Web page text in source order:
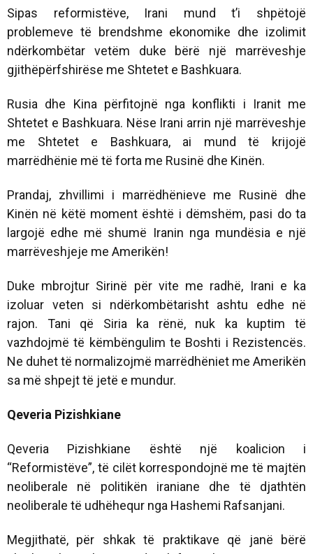
Sipas reformistëve, Irani mund t’i shpëtojë
problemeve të brendshme ekonomike dhe izolimit
ndërkombëtar vetëm duke bërë një marrëveshje
gjithëpërfshirëse me Shtetet e Bashkuara.
Rusia dhe Kina përfitojnë nga konflikti i Iranit me
Shtetet e Bashkuara. Nëse Irani arrin një marrëveshje
me Shtetet e Bashkuara, ai mund të krijojë
marrëdhënie më të forta me Rusinë dhe Kinën.
Prandaj, zhvillimi i marrëdhënieve me Rusinë dhe
Kinën në këtë moment është i dëmshëm, pasi do ta
largojë edhe më shumë Iranin nga mundësia e një
marrëveshjeje me Amerikën!
Duke mbrojtur Sirinë për vite me radhë, Irani e ka
izoluar veten si ndërkombëtarisht ashtu edhe në
rajon. Tani që Siria ka rënë, nuk ka kuptim të
vazhdojmë të këmbëngulim te Boshti i Rezistencës.
Ne duhet të normalizojmë marrëdhëniet me Amerikën
sa më shpejt të jetë e mundur.
Qeveria Pizishkiane
Qeveria Pizishkiane është një koalicion i
“Reformistëve”, të cilët korrespondojnë me të majtën
neoliberale në politikën iraniane dhe të djathtën
neoliberale të udhëhequr nga Hashemi Rafsanjani.
Megjithatë, për shkak të praktikave që janë bërë